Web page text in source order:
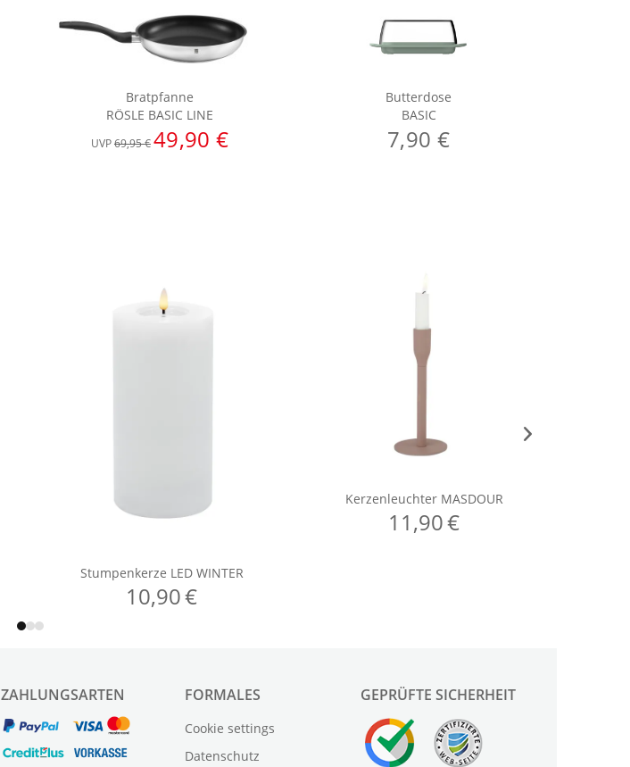
Bratpfanne
RÖSLE BASIC LINE
UVP69,95 €49,90 €
Butterdose
BASIC
7,90 €
ZAHLUNGSARTEN FORMALES
Cookie settings
Datenschutz
GEPRÜFTE SICHERHEIT